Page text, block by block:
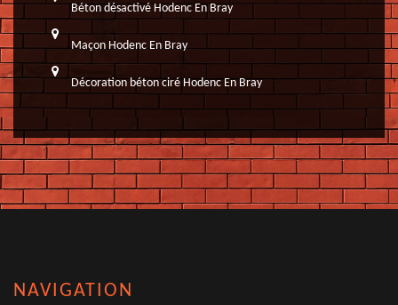
Béton désactivé Hodenc En Bray
Maçon Hodenc En Bray
Décoration béton ciré Hodenc En Bray
NAVIGATION